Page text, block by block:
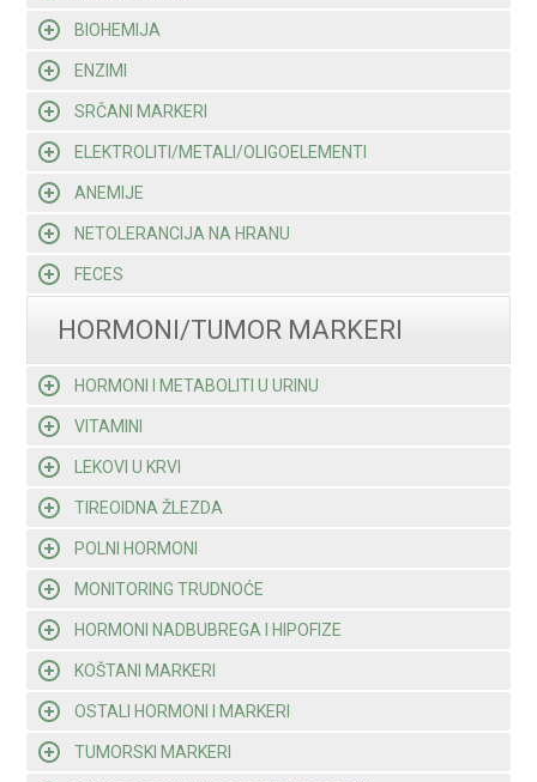
BIOHEMIJA
ENZIMI
SRČANI MARKERI
ELEKTROLITI/METALI/OLIGOELEMENTI
ANEMIJE
NETOLERANCIJA NA HRANU
FECES
HORMONI/TUMOR MARKERI
HORMONI I METABOLITI U URINU
VITAMINI
LEKOVI U KRVI
TIREOIDNA ŽLEZDA
POLNI HORMONI
MONITORING TRUDNOĆE
HORMONI NADBUBREGA I HIPOFIZE
KOŠTANI MARKERI
OSTALI HORMONI I MARKERI
TUMORSKI MARKERI